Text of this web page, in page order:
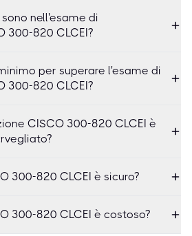
nell'esame di
300-820 CLCEI?
per superare l'esame di
300-820 CLCEI?
CISCO 300-820 CLCEI è
300-820 CLCEI è sicuro?
300-820 CLCEI è costoso?